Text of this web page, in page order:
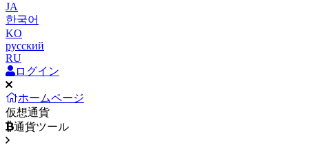
JA
한국어
KO
русский
RU
ログイン
ホームページ
仮想通貨
通貨ツール